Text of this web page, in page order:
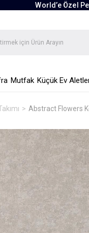
World’e Özel
Mutfak Küçük Ev
Abstract Flowers